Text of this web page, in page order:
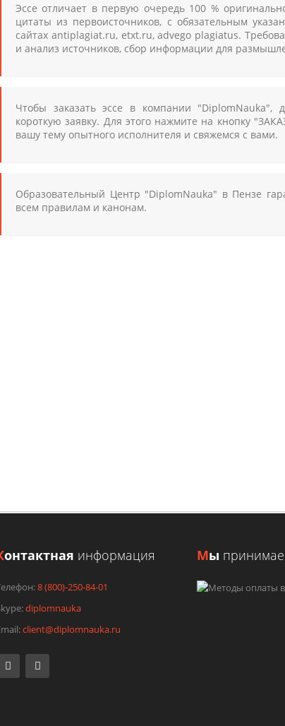
Эссе отличает в первую очередь 100 %
цитаты из первоисточников, с обязательным
сайтах antiplagiat.ru, etxt.ru, advego plagiatus.
и анализ источников, сбор информации для
Чтобы заказать эссе в компании "DiplomNauka",
короткую заявку. Для этого нажмите на кнопку
вашу тему опытного исполнителя и свяжемся с вами.
Образовательный Центр "DiplomNauka" в Пензе
всем правилам и канонам.
онтактная информация
8 (800)-250-84-01
diplomnauka
client@diplomnauka.ru
Мы